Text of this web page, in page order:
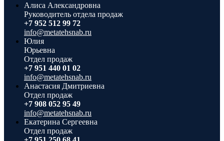
Алиса Александровна
Руководитель отдела продаж
+7 952 512 99 72
info@metatehsnab.ru
Юлия
Юрьевна
Отдел продаж
+7 951 440 01 02
info@metatehsnab.ru
Анастасия Дмитриевна
Отдел продаж
+7 908 052 95 49
info@metatehsnab.ru
Екатерина Сергеевна
Отдел продаж